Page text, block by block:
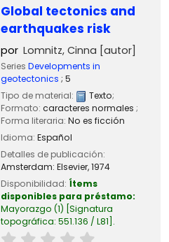
Global tectonics and
earthquakes risk
por Lomnitz, Cinna [autor]
Series Developments in
geotectonics ; 5
Tipo de material:
Texto;
Formato: caracteres normales ;
Forma literaria: No es ficción
Idioma: Español
Detalles de publicación:
Amsterdam: Elsevier,1974
Disponibilidad: Ítems
disponibles para préstamo:
Mayorazgo (1) Signatura
topográfica: 551.136 / L81 .